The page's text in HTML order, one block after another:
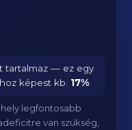
tartalmaz — ez egy
képest kb. 17%
legfontosabb
van szükség,